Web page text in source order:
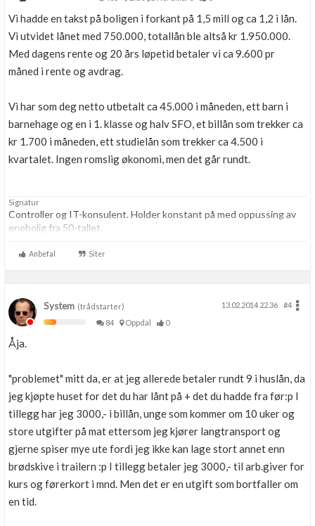
Vi hadde en takst på boligen i forkant på 1,5 mill og ca 1,2 i lån.
Vi utvidet lånet med 750.000, totallån ble altså kr 1.950.000.
Med dagens rente og 20 års løpetid betaler vi ca 9.600 pr
måned i rente og avdrag.
Vi har som deg netto utbetalt ca 45.000 i måneden, ett barn i
barnehage og en i 1. klasse og halv SFO, et billån som trekker ca
kr 1.700 i måneden, ett studielån som trekker ca 4.500 i
kvartalet. Ingen romslig økonomi, men det går rundt.
Signatur
Controller og IT-konsulent. Holder konstant på med oppussing av
enebolig fra 50-tallet.
Anbefal Siter
System (trådstarter) 13.02.2014 22.36
#4
84
Oppdal 0
Åja.
"problemet" mitt da, er at jeg allerede betaler rundt 9 i huslån, da
jeg kjøpte huset for det du har lånt på + det du hadde fra før:p I
tillegg har jeg 3000,- i billån, unge som kommer om 10 uker og
store utgifter på mat ettersom jeg kjører langtransport og
gjerne spiser mye ute fordi jeg ikke kan lage stort annet enn
brødskive i trailern :p I tillegg betaler jeg 3000,- til arb.giver for
kurs og førerkort i mnd. Men det er en utgift som bortfaller om
en tid.